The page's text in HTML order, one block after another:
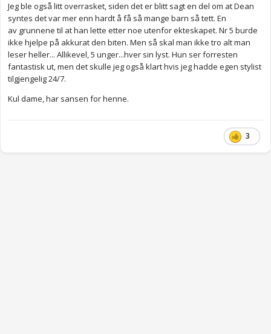
Jeg ble også litt overrasket, siden det er blitt sagt en del om at Dean
syntes det var mer enn hardt å få så mange barn så tett. En
av grunnene til at han lette etter noe utenfor ekteskapet. Nr 5 burde
ikke hjelpe på akkurat den biten. Men så skal man ikke tro alt man
leser heller... Allikevel, 5 unger...hver sin lyst. Hun ser forresten
fantastisk ut, men det skulle jeg også klart hvis jeg hadde egen stylist
tilgjengelig 24/7.
Kul dame, har sansen for henne.
3